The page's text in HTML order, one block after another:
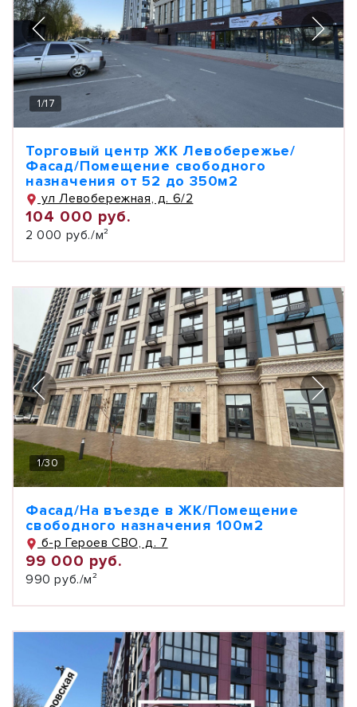
1/17
Торговый центр ЖК Левобережье/
Фасад/Помещение свободного
назначения от 52 до 350м2
ул Левобережная, д. 6/2
104 000 руб.
2 000 руб./м²
1/30
Фасад/На въезде в ЖК/Помещение
свободного назначения 100м2
б-р Героев СВО, д. 7
99 000 руб.
990 руб./м²